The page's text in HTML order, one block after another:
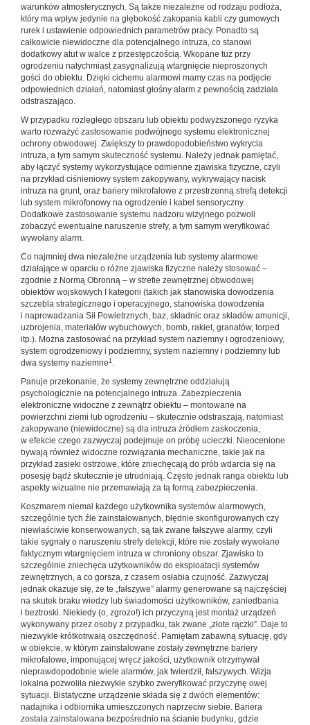
warunków atmosferycznych. Są także niezależne od rodzaju podłoża,
który ma wpływ jedynie na głębokość zakopania kabli czy gumowych
rurek i ustawienie odpowiednich parametrów pracy. Ponadto są
całkowicie niewidoczne dla potencjalnego intruza, co stanowi
dodatkowy atut w walce z przestępczością. Wkopane tuż przy
ogrodzeniu natychmiast zasygnalizują wtargnięcie nieproszonych
gości do obiektu. Dzięki cichemu alarmowi mamy czas na podjęcie
odpowiednich działań, natomiast głośny alarm z pewnością zadziała
odstraszająco.
W przypadku rozległego obszaru lub obiektu podwyższonego ryzyka
warto rozważyć zastosowanie podwójnego systemu elektronicznej
ochrony obwodowej. Zwiększy to prawdopodobieństwo wykrycia
intruza, a tym samym skuteczność systemu. Należy jednak pamiętać,
aby łączyć systemy wykorzystujące odmienne zjawiska fizyczne, czyli
na przykład ciśnieniowy system zakopywany, wykrywający nacisk
intruza na grunt, oraz bariery mikrofalowe z przestrzenną strefą detekcji
lub system mikrofonowy na ogrodzenie i kabel sensoryczny.
Dodatkowe zastosowanie systemu nadzoru wizyjnego pozwoli
zobaczyć ewentualne naruszenie strefy, a tym samym weryfikować
wywołany alarm.
Co najmniej dwa niezależne urządzenia lub systemy alarmowe
działające w oparciu o różne zjawiska fizyczne należy stosować –
zgodnie z Normą Obronną – w strefie zewnętrznej obwodowej
obiektów wojskowych I kategorii (takich jak stanowiska dowodzenia
szczebla strategicznego i operacyjnego, stanowiska dowodzenia
i naprowadzania Sił Powietrznych, baz, składnic oraz składów amunicji,
uzbrojenia, materiałów wybuchowych, bomb, rakiet, granatów, torped
itp.). Można zastosować na przykład system naziemny i ogrodzeniowy,
system ogrodzeniowy i podziemny, system naziemny i podziemny lub
dwa systemy naziemne 1 .
Panuje przekonanie, że systemy zewnętrzne oddziałują
psychologicznie na potencjalnego intruza. Zabezpieczenia
elektroniczne widoczne z zewnątrz obiektu – montowane na
powierzchni ziemi lub ogrodzeniu – skutecznie odstraszają, natomiast
zakopywane (niewidoczne) są dla intruza źródłem zaskoczenia,
w efekcie czego zazwyczaj podejmuje on próbę ucieczki. Nieocenione
bywają również widoczne rozwiązania mechaniczne, takie jak na
przykład zasieki ostrzowe, które zniechęcają do prób wdarcia się na
posesję bądź skutecznie je utrudniają. Często jednak ranga obiektu lub
aspekty wizualne nie przemawiają za tą formą zabezpieczenia.
Koszmarem niemal każdego użytkownika systemów alarmowych,
szczególnie tych źle zainstalowanych, błędnie skonfigurowanych czy
niewłaściwie konserwowanych, są tak zwane fałszywe alarmy, czyli
takie sygnały o naruszeniu strefy detekcji, które nie zostały wywołane
faktycznym wtargnięciem intruza w chroniony obszar. Zjawisko to
szczególnie zniechęca użytkowników do eksploatacji systemów
zewnętrznych, a co gorsza, z czasem osłabia czujność. Zazwyczaj
jednak okazuje się, że te „fałszywe” alarmy generowane są najczęściej
na skutek braku wiedzy lub świadomości użytkowników, zaniedbania
i beztroski. Niekiedy (o, zgrozo!) ich przyczyną jest montaż urządzeń
wykonywany przez osoby z przypadku, tak zwane „złote rączki”. Daje to
niezwykle krótkotrwałą oszczędność. Pamiętam zabawną sytuację, gdy
w obiekcie, w którym zainstalowane zostały zewnętrzne bariery
mikrofalowe, imponującej wręcz jakości, użytkownik otrzymywał
nieprawdopodobnie wiele alarmów, jak twierdził, fałszywych. Wizja
lokalna pozwoliła niezwykle szybko zweryfikować przyczynę owej
sytuacji. Bistatyczne urządzenie składa się z dwóch elementów:
nadajnika i odbiornika umieszczonych naprzeciw siebie. Bariera
została zainstalowana bezpośrednio na ścianie budynku, gdzie